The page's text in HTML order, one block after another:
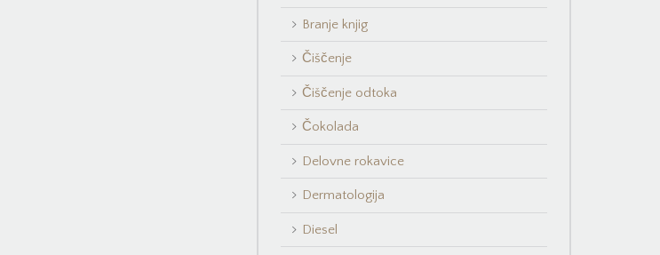
Branje knjig
Čiščenje
Čiščenje odtoka
Čokolada
Delovne rokavice
Dermatologija
Diesel